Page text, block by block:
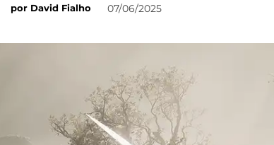
por David Fialho 07/06/2025